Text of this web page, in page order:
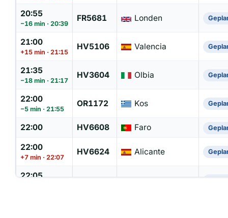
20:55
−16 min · 20:39
FR5681 Londen
21:00
+15 min · 21:15
HV5106 Valencia
21:35
−18 min · 21:17
HV3604 Olbia
22:00
−5 min · 21:55
OR1172 Kos
22:00 HV6608 Faro
22:00
+7 min · 22:07
HV6624 Alicante
22:05 HV6656 Málaga